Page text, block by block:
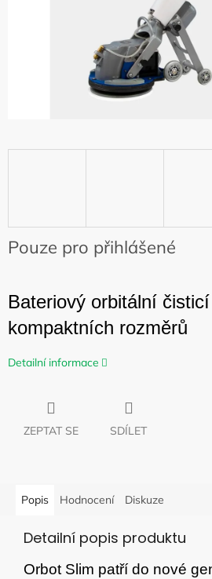
Pouze pro přihlášené
Bateriový orbitální
kompaktních rozměrů
Detailní informace
ZEPTAT SE SDÍLET
Popis Hodnocení Diskuze
Detailní popis produktu
Orbot Slim patří do nové